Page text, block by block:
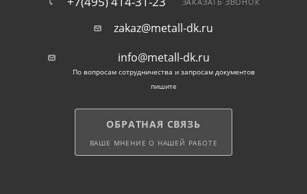
Винтовые металлоизделия в наличии могут
использоваться повторно.
При заказе опор у нас мы организуем оперативную
доставку свай по Одинцово.
ЗАКАЗАТЬ ЗВОНОК
zakaz@metall-dk.ru
info@metall-dk.ru
По вопросам сотрудничества и запросам документов
пишите
ОБРАТНАЯ СВЯЗЬ
ВАШЕ МНЕНИЕ О НАШЕЙ РАБОТЕ